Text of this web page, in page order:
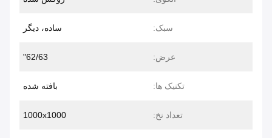
سبک: ساده، دیگر
عرض: 62/63"
تکنیک ها: بافته شده
تعداد نخ: 1000x1000